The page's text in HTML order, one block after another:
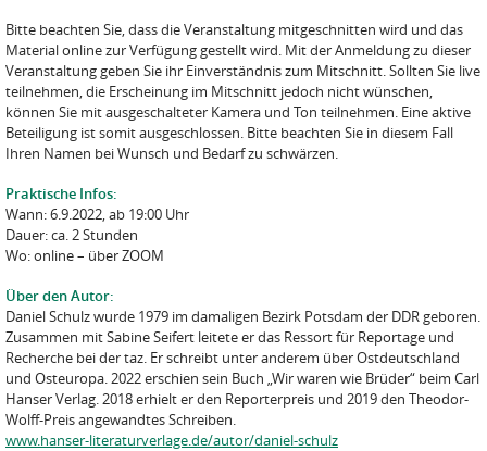
Bitte beachten Sie, dass die Veranstaltung mitgeschnitten wird und das
Material online zur Verfügung gestellt wird. Mit der Anmeldung zu dieser
Veranstaltung geben Sie ihr Einverständnis zum Mitschnitt. Sollten Sie live
teilnehmen, die Erscheinung im Mitschnitt jedoch nicht wünschen,
können Sie mit ausgeschalteter Kamera und Ton teilnehmen. Eine aktive
Beteiligung ist somit ausgeschlossen. Bitte beachten Sie in diesem Fall
Ihren Namen bei Wunsch und Bedarf zu schwärzen.
Praktische Infos:
Wann: 6.9.2022, ab 19:00 Uhr
Dauer: ca. 2 Stunden
Wo: online – über ZOOM
Über den Autor:
Daniel Schulz wurde 1979 im damaligen Bezirk Potsdam der DDR geboren.
Zusammen mit Sabine Seifert leitete er das Ressort für Reportage und
Recherche bei der taz. Er schreibt unter anderem über Ostdeutschland
und Osteuropa. 2022 erschien sein Buch „Wir waren wie Brüder“ beim Carl
Hanser Verlag. 2018 erhielt er den Reporterpreis und 2019 den Theodor-
Wolff-Preis angewandtes Schreiben.
www.hanser-literaturverlage.de/autor/daniel-schulz